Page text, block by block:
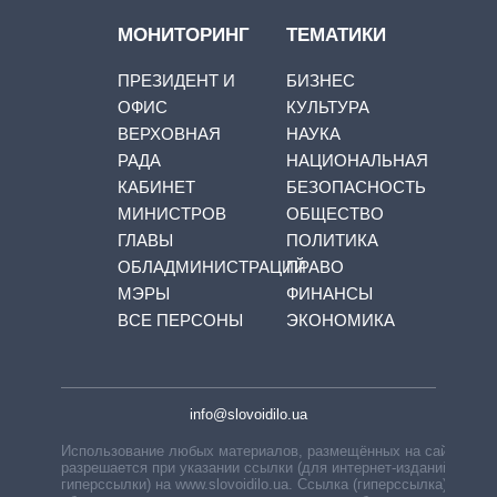
МОНИТОРИНГ
ПРЕЗИДЕНТ И
ОФИС
ВЕРХОВНАЯ
РАДА
КАБИНЕТ
МИНИСТРОВ
ГЛАВЫ
ОБЛАДМИНИСТРАЦИЙ
МЭРЫ
ВСЕ ПЕРСОНЫ
ТЕМАТИКИ
БИЗНЕС
КУЛЬТУРА
НАУКА
НАЦИОНАЛЬНАЯ
БЕЗОПАСНОСТЬ
ОБЩЕСТВО
ПОЛИТИКА
ПРАВО
ФИНАНСЫ
ЭКОНОМИКА
info@slovoidilo.ua
Использование любых материалов, размещённых на сайте,
разрешается при указании ссылки (для интернет-изданий —
гиперссылки) на www.slovoidilo.ua. Ссылка (гиперссылка)